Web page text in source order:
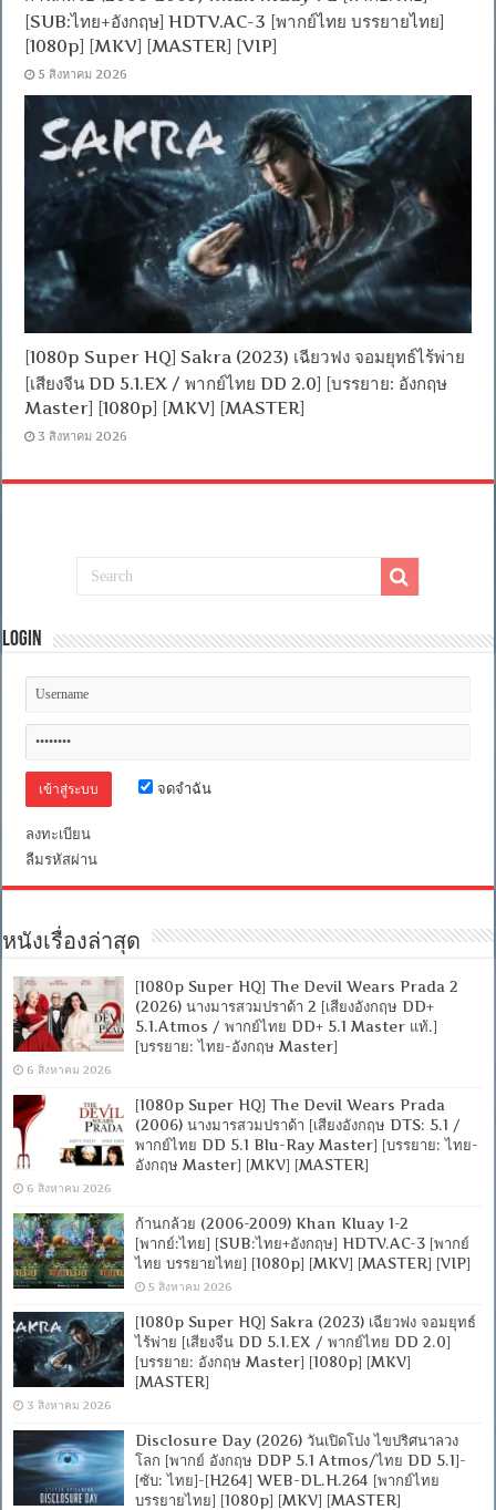
[SUB:ไทย+อังกฤษ] HDTV.AC-3 [พากย์ไทย บรรยายไทย]
[1080p] [MKV] [MASTER] [VIP]
5 สิงหาคม 2026
[1080p Super HQ] Sakra (2023) เฉียวฟง จอมยุทธ์ไร้พ่าย
[เสียงจีน DD 5.1.EX / พากย์ไทย DD 2.0] [บรรยาย: อังกฤษ
Master] [1080p] [MKV] [MASTER]
3 สิงหาคม 2026
Login
จดจำฉัน
ลงทะเบียน
ลืมรหัสผ่าน
หนังเรื่องล่าสุด
[1080p Super HQ] The Devil Wears Prada 2
(2026) นางมารสวมปราด้า 2 [เสียงอังกฤษ DD+
5.1.Atmos / พากย์ไทย DD+ 5.1 Master แท้.]
[บรรยาย: ไทย-อังกฤษ Master]
6 สิงหาคม 2026
[1080p Super HQ] The Devil Wears Prada
(2006) นางมารสวมปราด้า [เสียงอังกฤษ DTS: 5.1 /
พากย์ไทย DD 5.1 Blu-Ray Master] [บรรยาย: ไทย-
อังกฤษ Master] [MKV] [MASTER]
6 สิงหาคม 2026
ก้านกล้วย (2006-2009) Khan Kluay 1-2
[พากย์:ไทย] [SUB:ไทย+อังกฤษ] HDTV.AC-3 [พากย์
ไทย บรรยายไทย] [1080p] [MKV] [MASTER] [VIP]
5 สิงหาคม 2026
[1080p Super HQ] Sakra (2023) เฉียวฟง จอมยุทธ์
ไร้พ่าย [เสียงจีน DD 5.1.EX / พากย์ไทย DD 2.0]
[บรรยาย: อังกฤษ Master] [1080p] [MKV]
[MASTER]
3 สิงหาคม 2026
Disclosure Day (2026) วันเปิดโปง ไขปริศนาลวง
โลก [พากย์ อังกฤษ DDP 5.1 Atmos/ไทย DD 5.1]-
[ซับ: ไทย]-[H264] WEB-DL.H.264 [พากย์ไทย
บรรยายไทย] [1080p] [MKV] [MASTER]